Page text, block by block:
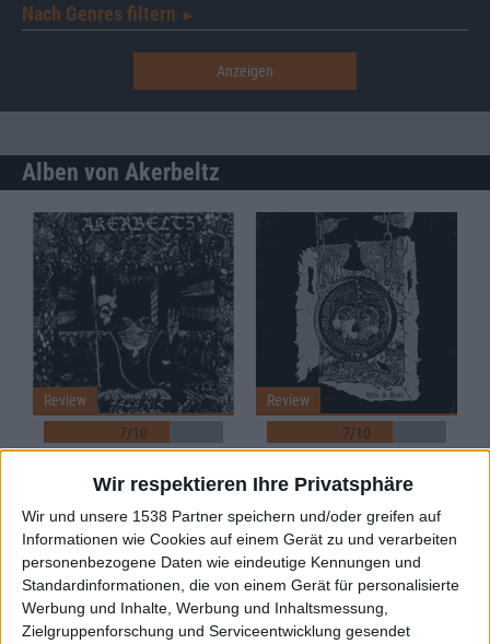
Wir respektieren Ihre Privatsphäre
Wir und unsere 1538 Partner speichern und/oder greifen auf
Informationen wie Cookies auf einem Gerät zu und verarbeiten
personenbezogene Daten wie eindeutige Kennungen und
Standardinformationen, die von einem Gerät für personalisierte
Werbung und Inhalte, Werbung und Inhaltsmessung,
Zielgruppenforschung und Serviceentwicklung gesendet
Nach Genres filtern ►︎
Alben von Akerbeltz
7/10
Review
Akerbeltz
Satànic
7/10
Review
Körgull The Exterminator
und Akerbeltz